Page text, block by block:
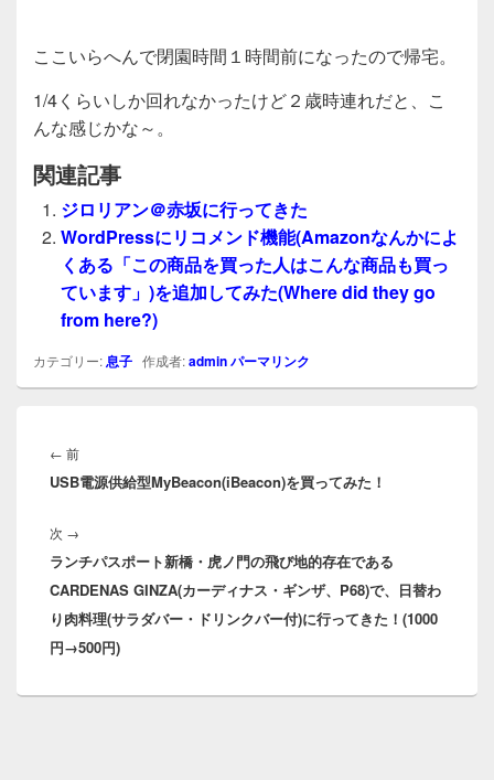
ここいらへんで閉園時間１時間前になったので帰宅。
1/4くらいしか回れなかったけど２歳時連れだと、こ
んな感じかな～。
関連記事
ジロリアン＠赤坂に行ってきた
WordPressにリコメンド機能(Amazonなんかによ
くある「この商品を買った人はこんな商品も買っ
ています」)を追加してみた(Where did they go
from here?)
カテゴリー:息子 作成者:adminパーマリンク
稿
ナ
ゲ
ー
シ
ョ
ン
← 前前
の
USB電源供給型MyBeacon(iBeacon)を買ってみた！
次 →
の
投
稿:
ランチパスポート新橋・虎ノ門の飛び地的存在である
CARDENAS GINZA(カーディナス・ギンザ、P68)で、日替わ
り肉料理(サラダバー・ドリンクバー付)に行ってきた！(1000
円→500円)